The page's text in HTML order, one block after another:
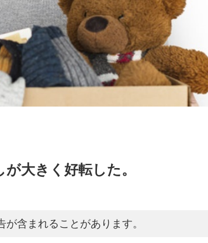
大きく好転した。
が含まれることがあります。